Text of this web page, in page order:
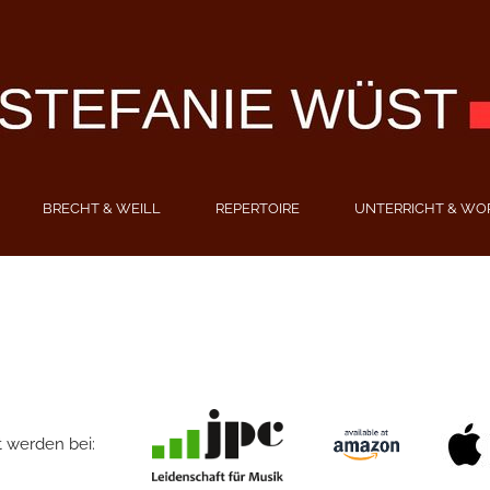
BRECHT & WEILL REPERTOIRE UNTERRICHT &
werden bei: